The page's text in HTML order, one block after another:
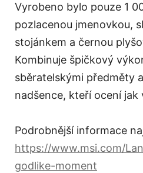
Vyrobeno bylo pouze 1
pozlacenou jmenovkou,
stojánkem a černou
Kombinuje špičkový
sběratelskými předměty
nadšence, kteří ocení
Podrobnější informace
https://www.msi.com/
godlike-moment